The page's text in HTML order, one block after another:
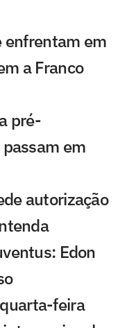
enfrentam em
a Franco
pré-
em
autorização
Edon
feira